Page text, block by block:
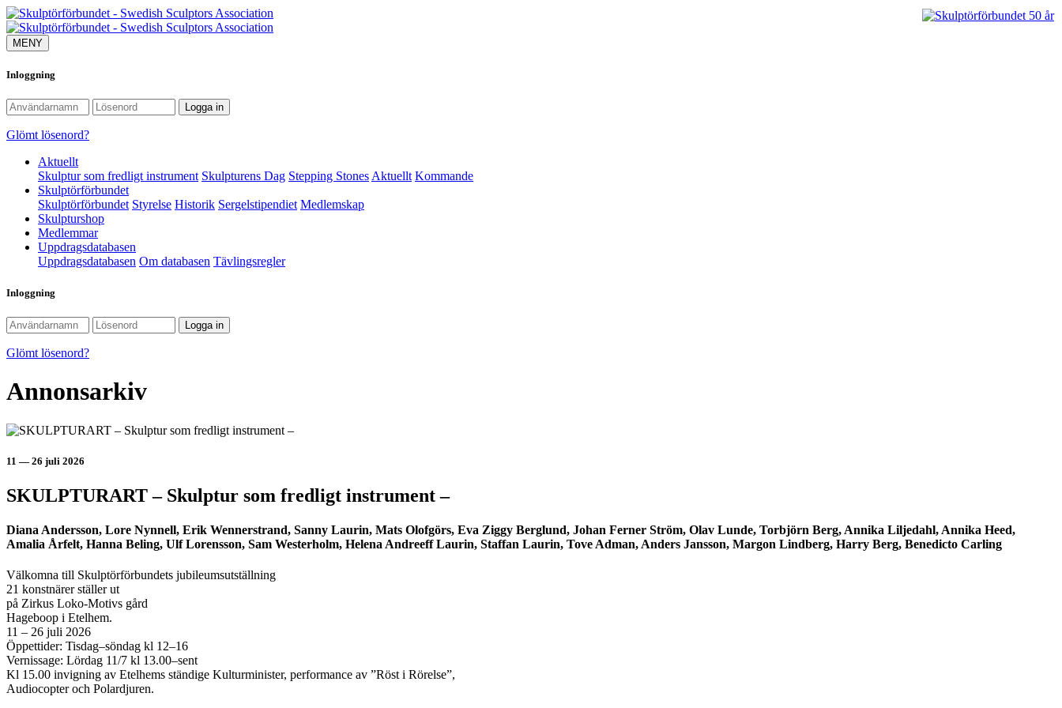
MENY
Inloggning
Glömt lösenord?
Aktuellt
Skulptur som fredligt instrument Skulpturens Dag Stepping Stones Aktuellt Kommande
Skulptörförbundet
Skulptörförbundet Styrelse Historik Sergelstipendiet Medlemskap
Skulpturshop
Medlemmar
Uppdragsdatabasen
Uppdragsdatabasen Om databasen Tävlingsregler
Inloggning
Glömt lösenord?
Annonsarkiv
11 — 26 juli 2026
SKULPTURART – Skulptur som fredligt instrument –
Diana Andersson, Lore Nynnell, Erik Wennerstrand, Sanny Laurin, Mats Olofgörs, Eva Ziggy Berglund, Johan Ferner Ström, Olav Lunde, Torbjörn Berg, Annika Liljedahl, Annika Heed,
Amalia Årfelt, Hanna Beling, Ulf Lorensson, Sam Westerholm, Helena Andreeff Laurin, Staffan Laurin, Tove Adman, Anders Jansson, Margon Lindberg, Harry Berg, Benedicto Carling
Välkomna till Skulptörförbundets jubileumsutställning
21 konstnärer ställer ut
på Zirkus Loko-Motivs gård
Hageboop i Etelhem.
11 – 26 juli 2026
Öppettider: Tisdag–söndag kl 12–16
Vernissage: Lördag 11/7 kl 13.00–sent
Kl 15.00 invigning av Etelhems ständige Kulturminister, performance av ”Röst i Rörelse”,
Audiocopter och Polardjuren.